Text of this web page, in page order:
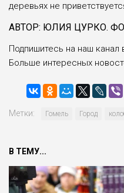
деревьях не
АВТОР: ЮЛИЯ ЦУРКО.
Подпишитесь на наш канал
Больше интересных
Метки: Гомель Город
В ТЕМУ...